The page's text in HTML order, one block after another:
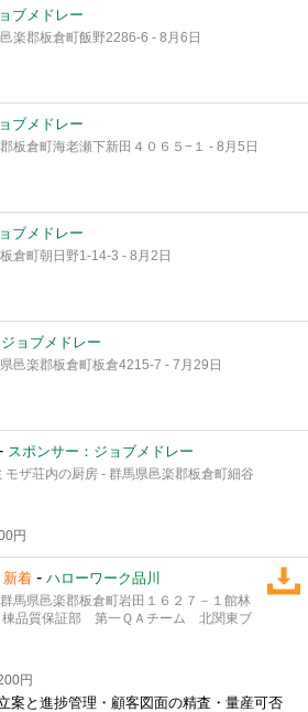
ブメドレー
楽郡板倉町飯野2286-6 - 8月6日
ブメドレー
板倉町海老瀬下新田４０６５−１ - 8月5日
ブメドレー
倉町朝日野1-14-3 - 8月2日
ョブメドレー
邑楽郡板倉町板倉4215-7 - 7月29日
スポンサー：ジョブメドレー
ザ荘内の厨房 - 群馬県邑楽郡板倉町細谷
円
新着 - ハローワーク品川
馬県邑楽郡板倉町岩田１６２７－１館林
棟品質保証部 第一ＱＡチーム 北関東ブ
円
案と進捗管理・顧客図面の精査・量産可否